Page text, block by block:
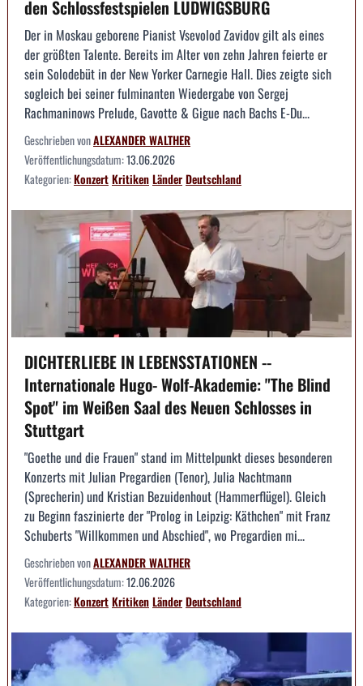
den Schlossfestspielen LUDWIGSBURG
Der in Moskau geborene Pianist Vsevolod Zavidov gilt als eines
der größten Talente. Bereits im Alter von zehn Jahren feierte er
sein Solodebüt in der New Yorker Carnegie Hall. Dies zeigte sich
sogleich bei seiner fulminanten Wiedergabe von Sergej
Rachmaninows Prelude, Gavotte & Gigue nach Bachs E-Du...
Geschrieben vonALEXANDER WALTHER
Veröffentlichungsdatum:13.06.2026
Kategorien:KonzertKritikenLänderDeutschland
DICHTERLIEBE IN LEBENSSTATIONEN --
Internationale Hugo- Wolf-Akademie: "The Blind
Spot" im Weißen Saal des Neuen Schlosses in
Stuttgart
"Goethe und die Frauen" stand im Mittelpunkt dieses besonderen
Konzerts mit Julian Pregardien (Tenor), Julia Nachtmann
(Sprecherin) und Kristian Bezuidenhout (Hammerflügel). Gleich
zu Beginn faszinierte der "Prolog in Leipzig: Käthchen" mit Franz
Schuberts "Willkommen und Abschied", wo Pregardien mi...
Geschrieben vonALEXANDER WALTHER
Veröffentlichungsdatum:12.06.2026
Kategorien:KonzertKritikenLänderDeutschland